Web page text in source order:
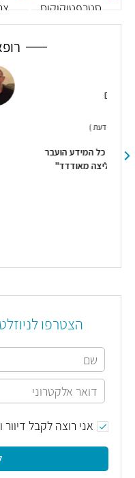
סטרפטוקוקוס
B
ד"ר
הצטרפו
אני רוצה לקבל